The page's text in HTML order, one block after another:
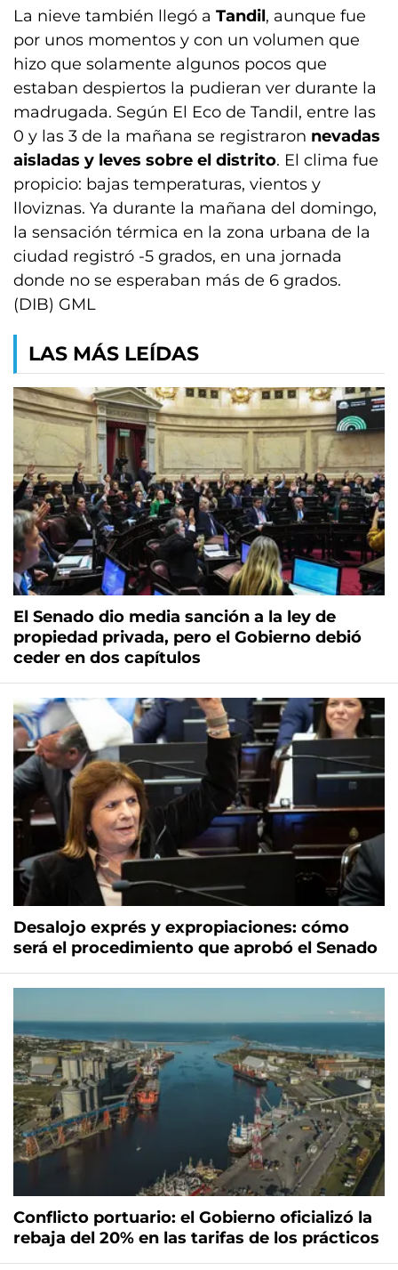
La nieve también llegó a Tandil, aunque fue
por unos momentos y con un volumen que
hizo que solamente algunos pocos que
estaban despiertos la pudieran ver durante la
madrugada. Según El Eco de Tandil, entre las
0 y las 3 de la mañana se registraron nevadas
aisladas y leves sobre el distrito. El clima fue
propicio: bajas temperaturas, vientos y
lloviznas. Ya durante la mañana del domingo,
la sensación térmica en la zona urbana de la
ciudad registró -5 grados, en una jornada
donde no se esperaban más de 6 grados.
(DIB) GML
LAS MÁS LEÍDAS
El Senado dio media sanción a la ley de
propiedad privada, pero el Gobierno debió
ceder en dos capítulos
Desalojo exprés y expropiaciones: cómo
será el procedimiento que aprobó el Senado
Conflicto portuario: el Gobierno oficializó la
rebaja del 20% en las tarifas de los prácticos